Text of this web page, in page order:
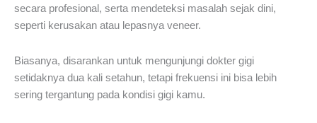
secara profesional, serta mendeteksi masalah sejak dini,
seperti kerusakan atau lepasnya veneer.
Biasanya, disarankan untuk mengunjungi dokter gigi
setidaknya dua kali setahun, tetapi frekuensi ini bisa lebih
sering tergantung pada kondisi gigi kamu.